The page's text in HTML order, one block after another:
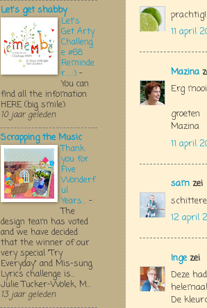
11 april
Mazina
Erg
groeten
Mazina
11 april
sam zei
12 april
Ingezei
Deze
De
Let's get shabby
Let's
Get Arty
Challeng
e #68
Reminde
r.....:) -
You can
find all the infomation
HERE (big smile)
10 jaar geleden
Scrapping the Music
Thank
you for
Five
Wonderf
ul
Years... -
The
design team has voted
and we have decided
that the winner of our
very special "Try
Everyday" and Mis-sung
Lyrics challenge is...
Julie Tucker-Wolek, M...
13 jaar geleden